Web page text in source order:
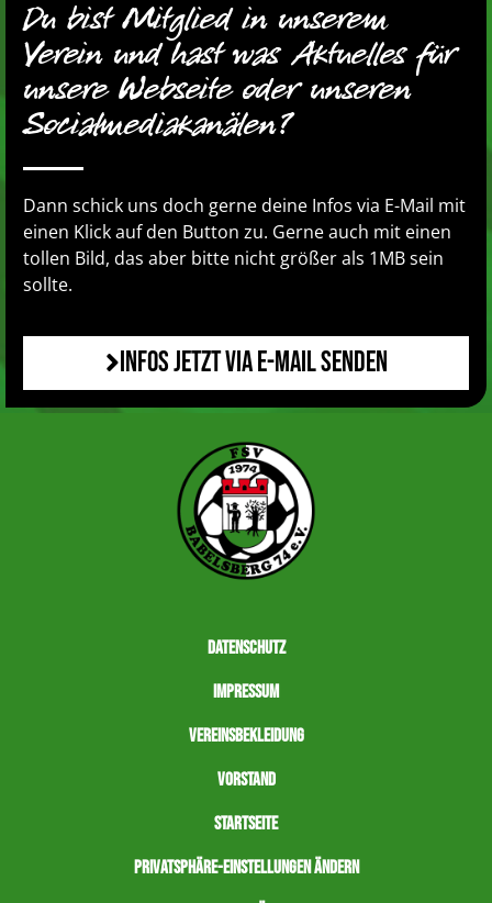
Du bist Mitglied in unserem
Verein und hast was Aktuelles für
unsere Webseite oder unseren
Socialmediakanälen?
Dann schick uns doch gerne deine Infos via E-Mail mit
einen Klick auf den Button zu. Gerne auch mit einen
tollen Bild, das aber bitte nicht größer als 1MB sein
sollte.
Infos jetzt via E-Mail senden
Datenschutz
Impressum
Vereinsbekleidung
Vorstand
Startseite
Privatsphäre-Einstellungen ändern